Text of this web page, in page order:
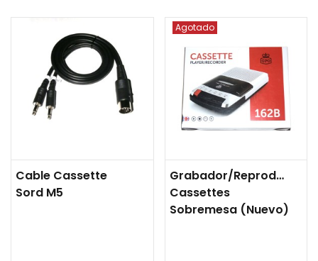
Cable Cassette
Sord M5
Agotado
Grabador/Reproductor
Cassettes
Sobremesa (nuevo)